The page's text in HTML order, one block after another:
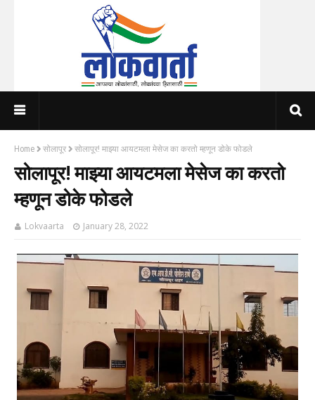
Home सोलापूर सोलापूर! माझ्या आयटमला मेसेज का करतो म्हणून डोके फोडले
सोलापूर! माझ्या आयटमला मेसेज का करतो
म्हणून डोके फोडले
Lokvaarta January 28, 2022